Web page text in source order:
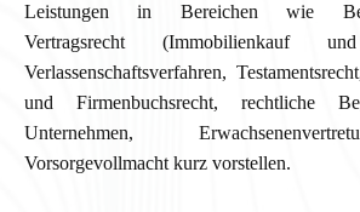
Leistungen in Bereichen wie
Vertragsrecht (Immobilienkauf
Verlassenschaftsverfahren,
und Firmenbuchsrecht, rechtliche
Unternehmen,
Vorsorgevollmacht kurz vorstellen.